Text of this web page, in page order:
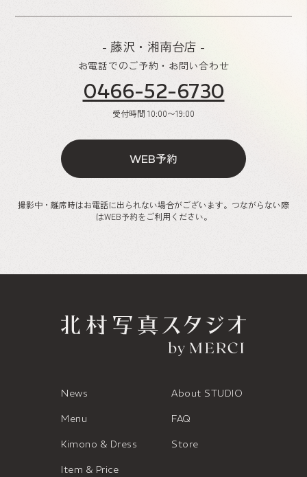
- 藤沢・湘南台店 -
お電話でのご予約・お問い合わせ
0466-52-6730
受付時間 10:00〜19:00
WEB予約
撮影中・離席時はお電話に出られない場合がございます。つながらない際
はWEB予約をご利用ください。
News About STUDIO
Menu FAQ
Kimono & Dress Store
Item & Price